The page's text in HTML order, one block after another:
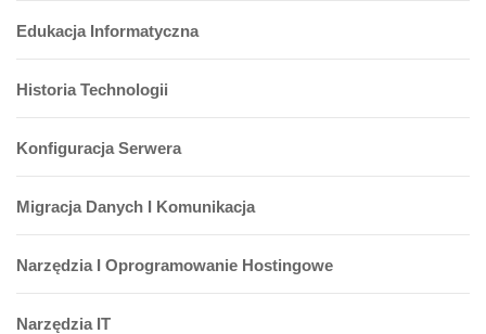
Edukacja Informatyczna
Historia Technologii
Konfiguracja Serwera
Migracja Danych I Komunikacja
Narzędzia I Oprogramowanie Hostingowe
Narzędzia IT